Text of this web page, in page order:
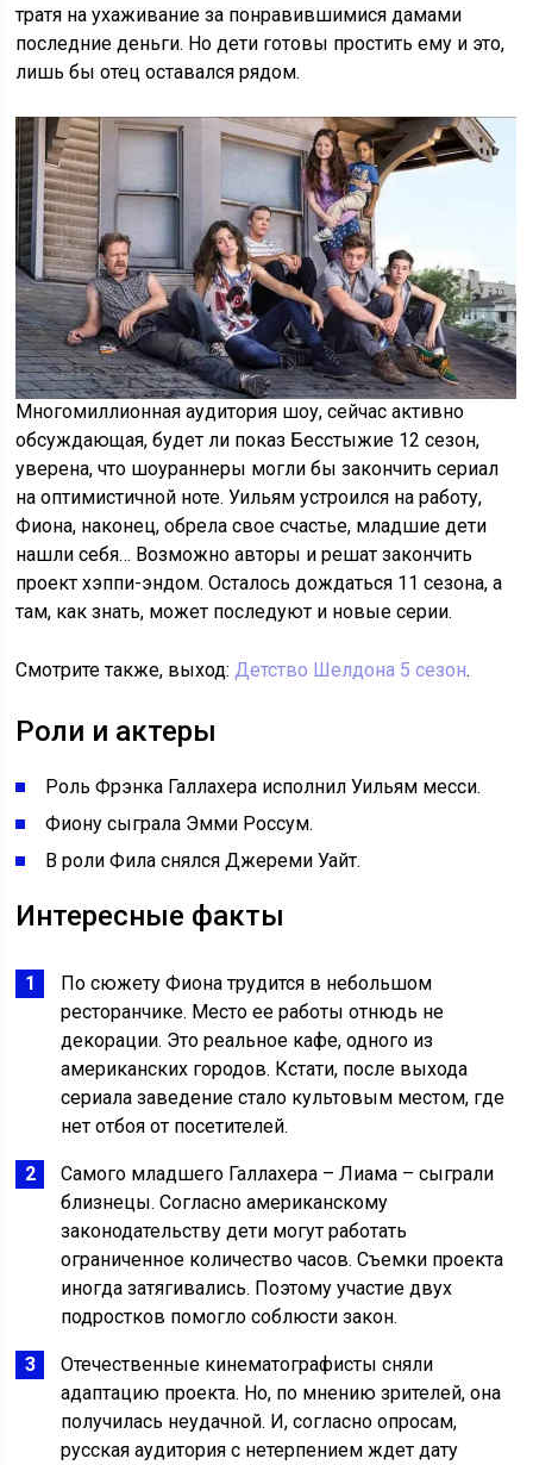
тратя на ухаживание за понравившимися дамами
последние деньги. Но дети готовы простить ему и это,
лишь бы отец оставался рядом.
Многомиллионная аудитория шоу, сейчас активно
обсуждающая, будет ли показ Бесстыжие 12 сезон,
уверена, что шоураннеры могли бы закончить сериал
на оптимистичной ноте. Уильям устроился на работу,
Фиона, наконец, обрела свое счастье, младшие дети
нашли себя… Возможно авторы и решат закончить
проект хэппи-эндом. Осталось дождаться 11 сезона, а
там, как знать, может последуют и новые серии.
Смотрите также, выход:Детство Шелдона 5 сезон.
Роли и актеры
Роль Фрэнка Галлахера исполнил Уильям месси.
Фиону сыграла Эмми Россум.
В роли Фила снялся Джереми Уайт.
Интересные факты
По сюжету Фиона трудится в небольшом
ресторанчике. Место ее работы отнюдь не
декорации. Это реальное кафе, одного из
американских городов. Кстати, после выхода
сериала заведение стало культовым местом, где
нет отбоя от посетителей.
Самого младшего Галлахера – Лиама – сыграли
близнецы. Согласно американскому
законодательству дети могут работать
ограниченное количество часов. Съемки проекта
иногда затягивались. Поэтому участие двух
подростков помогло соблюсти закон.
Отечественные кинематографисты сняли
адаптацию проекта. Но, по мнению зрителей, она
получилась неудачной. И, согласно опросам,
русская аудитория с нетерпением ждет дату